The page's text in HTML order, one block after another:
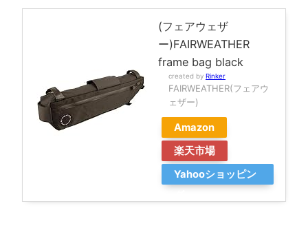
(フェアウェザ
ー)FAIRWEATHER
frame bag black
created by Rinker
FAIRWEATHER(フェアウ
ェザー)
Amazon
楽天市場
Yahooショッピン